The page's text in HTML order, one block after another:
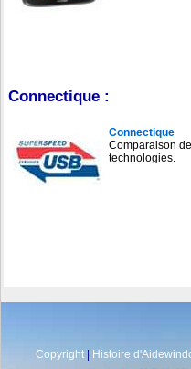
Connectique :
Connectique
Comparaison
technologies.
Copyright | Histoire